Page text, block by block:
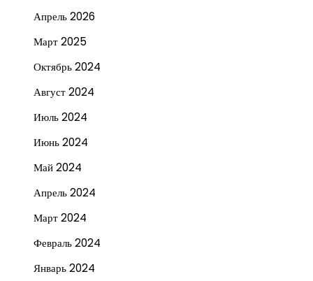
Апрель 2026
Март 2025
Октябрь 2024
Август 2024
Июль 2024
Июнь 2024
Май 2024
Апрель 2024
Март 2024
Февраль 2024
Январь 2024